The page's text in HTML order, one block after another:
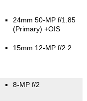
24mm 50-MP f/1.85
(Primary) +OIS
15mm 12-MP f/2.2
8-MP f/2